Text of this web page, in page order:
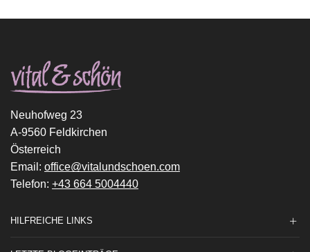
Neuhofweg 23
A-9560 Feldkirchen
Österreich
Email: office@vitalundschoen.com
Telefon: +43 664 5004440
HILFREICHE LINKS